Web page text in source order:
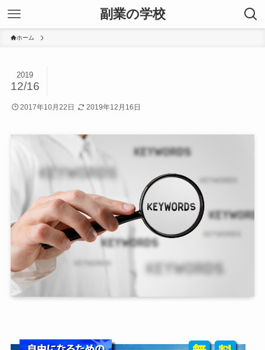
副業の学校
ホーム
2019
12/16
2017年10月22日 2019年12月16日